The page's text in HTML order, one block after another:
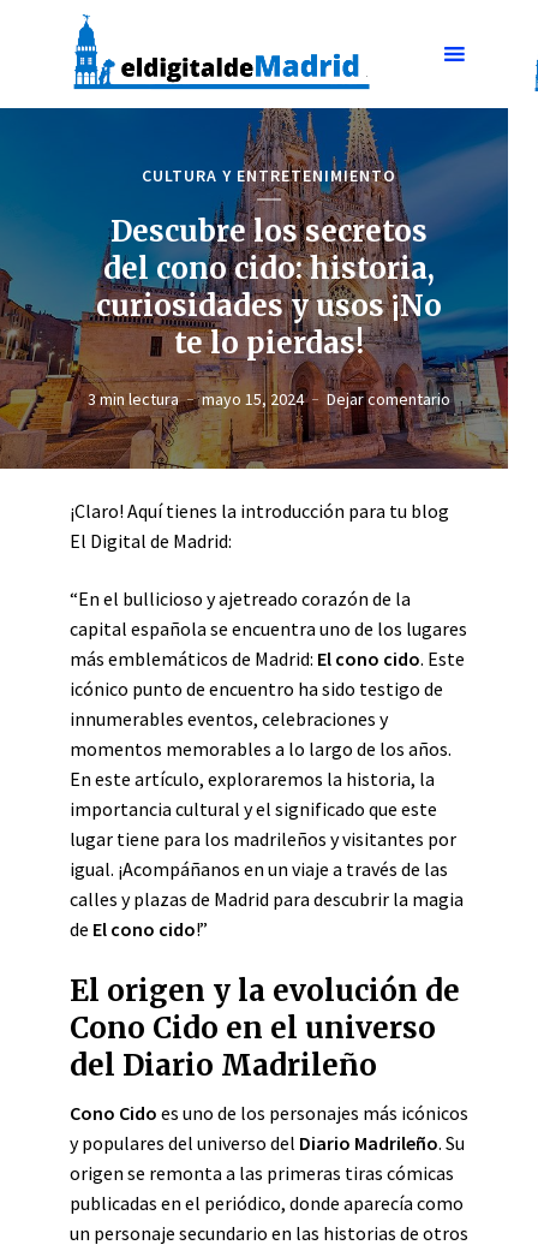
CULTURA Y ENTRETENIMIENTO
Descubre los secretos
del cono cido: historia,
curiosidades y usos ¡No
te lo pierdas!
3 min lectura mayo 15, 2024 Dejar comentario
¡Claro! Aquí tienes la introducción para tu blog
El Digital de Madrid:
“En el bullicioso y ajetreado corazón de la
capital española se encuentra uno de los lugares
más emblemáticos de Madrid: El cono cido. Este
icónico punto de encuentro ha sido testigo de
innumerables eventos, celebraciones y
momentos memorables a lo largo de los años.
En este artículo, exploraremos la historia, la
importancia cultural y el significado que este
lugar tiene para los madrileños y visitantes por
igual. ¡Acompáñanos en un viaje a través de las
calles y plazas de Madrid para descubrir la magia
de El cono cido!”
El origen y la evolución de
Cono Cido en el universo
del Diario Madrileño
Cono Cido es uno de los personajes más icónicos
y populares del universo del Diario Madrileño. Su
origen se remonta a las primeras tiras cómicas
publicadas en el periódico, donde aparecía como
un personaje secundario en las historias de otros